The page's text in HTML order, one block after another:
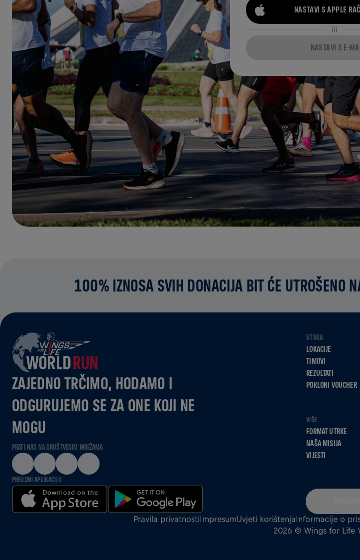
NASTAVI S APPLE
ili
NASTAVI S E-
100% IZNOSA SVIH DONACIJA BIT ĆE UTROŠENO
ZAJEDNO TRČIMO, HODAMO I
ODGURUJEMO SE ZA ONE KOJI NE
MOGU
PRATI NAS NA DRUŠTVENIM MREŽAMA
PREUZMI APLIKACIJU
UTRKA
LOKACIJE
TIMOVI
REZULTATI
POKLONI VOUCHER
VIŠE
FORMAT UTRKE
NAŠA MISIJA
VIJESTI
Pravila privatnostiImpresumUvjeti korištenjaInformacije o
2026 © Wings for Life